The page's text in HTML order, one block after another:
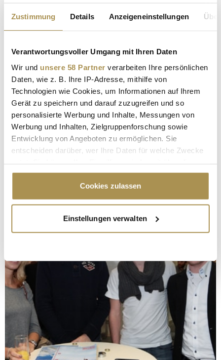
Zustimmung Details Anzeigeneinstellungen
Verantwortungsvoller Umgang mit Ihren Daten
Wir und unsere 58 Partner verarbeiten Ihre persönlichen
Daten, wie z. B. Ihre IP-Adresse, mithilfe von
Technologien wie Cookies, um Informationen auf Ihrem
Gerät zu speichern und darauf zuzugreifen und so
personalisierte Werbung und Inhalte, Messungen von
Werbung und Inhalten, Zielgruppenforschung sowie
Entwicklung von Angeboten zu ermöglichen. Sie
entscheiden darüber, wer Ihre Daten für welche Zwecke
Cookie-Erklärung oder durch Klicken auf das Privacy
Trigger Symbol ändern oder widerrufen
Informationen über Ihre geografische Lage
erfassen, welche bis auf einige Meter genau sein
bestimmten Merkmalen (Fingerprinting) identifizieren
Erfahren Sie mehr darüber, wie Ihre persönlichen Daten
verarbeitet werden, und legen Sie Ihre Präferenzen im
Abschnitt Einzelheiten
fest.
Wir verwenden Cookies, um Inhalte und Anzeigen zu
personalisieren, Funktionen für soziale Medien anbieten
zu können und die Zugriffe auf unsere Website zu
Cookies zulassen
Einstellungen verwalten